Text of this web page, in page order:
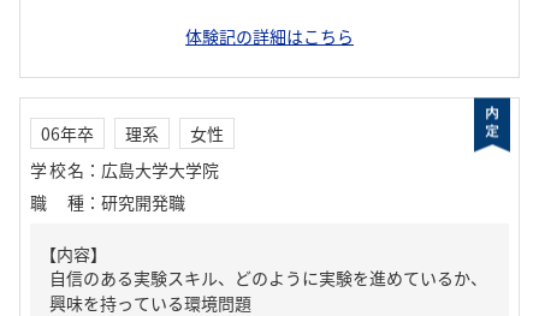
体験記の詳細はこちら
06年卒 理系
女性
学校名 ： 広島大学大学院
職種 ： 研究開発職
【内容】
自信のある実験スキル、どのように実験を進めているか、
興味を持っている環境問題